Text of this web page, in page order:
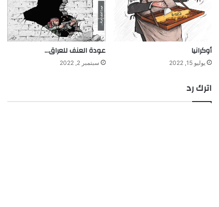
أوكرانيا
يوليو 15, 2022
عودة العنف للعراق…
سبتمبر 2, 2022
اترك رد